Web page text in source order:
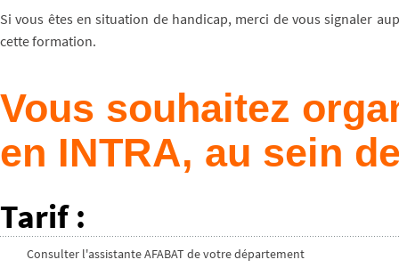
Si vous êtes en situation de handicap, merci de vous signaler
cette formation.
Vous souhaitez
en INTRA, au sein
Tarif :
Consulter l'assistante AFABAT de votre département